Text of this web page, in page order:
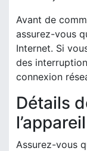
Avant de
assurez-vous
Internet. Si
des
connexion
Détails
l’appareil
Assurez-vous